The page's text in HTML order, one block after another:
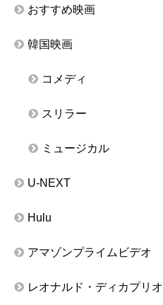
おすすめ映画
韓国映画
コメディ
スリラー
ミュージカル
U-NEXT
Hulu
アマゾンプライムビデオ
レオナルド・ディカプリオ